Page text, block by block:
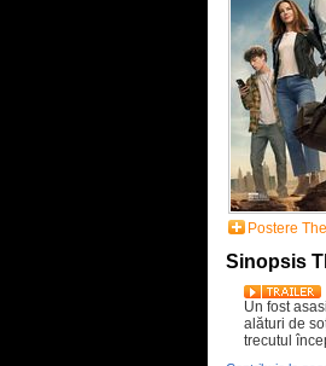
Postere
Sinopsis
Un fost
alături de
trecutul